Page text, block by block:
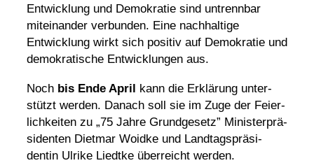
Entwick­lung und Demo­kratie sind untrennbar
mitein­ander verbunden. Eine nach­hal­tige
Entwick­lung wirkt sich positiv auf Demo­kratie und
demo­kra­ti­sche Entwick­lungen aus.
Noch bis Ende April kann die Erklä­rung unter­
stützt werden. Danach soll sie im Zuge der Feier­
lich­keiten zu „75 Jahre Grund­ge­setz” Minis­ter­prä­
si­denten Dietmar Woidke und Land­tags­prä­si­
dentin Ulrike Liedtke über­reicht werden.